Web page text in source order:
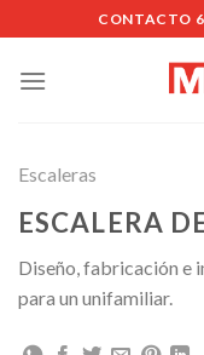
to
content
CONTACTO
Escaleras
ESCALERA
Diseño, fabricación e
para un unifamiliar.